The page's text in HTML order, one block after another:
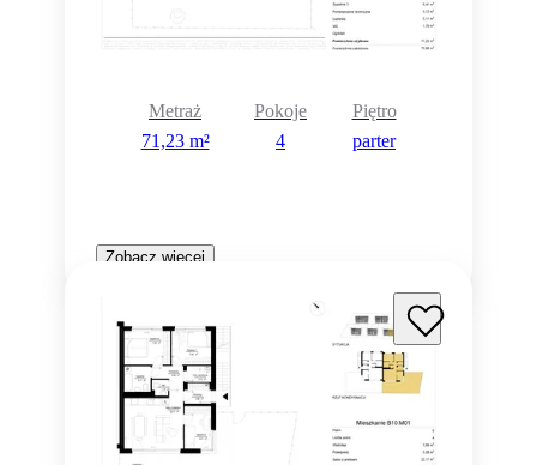
Metraż
71,23 m²
Pokoje
4
Piętro
parter
Zobacz więcej